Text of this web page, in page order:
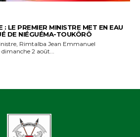
: LE PREMIER MINISTRE MET EN EAU
DE NIÉGUÉMA-TOUKÔRÔ
Rimtalba Jean Emmanuel
dimanche 2 août...